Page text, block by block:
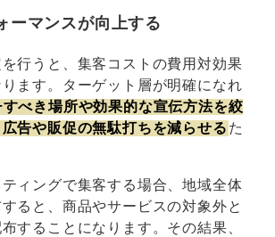
ーマンスが向上する
行うと、集客コストの費用対効果
ます。ターゲット層が明確になれ
すべき場所や効果的な宣伝方法を絞
告や販促の無駄打ちを減らせる た
ィングで集客する場合、地域全体
ると、商品やサービスの対象外と
することになります。その結果、